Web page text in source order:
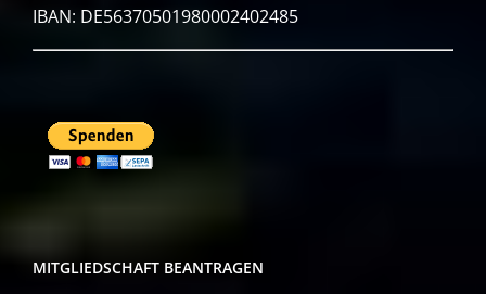
IBAN: DE56370501980002402485
MITGLIEDSCHAFT BEANTRAGEN